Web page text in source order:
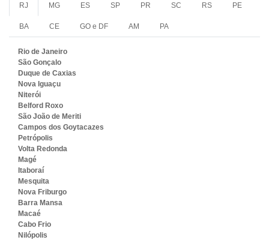
RJ MG ES SP PR SC RS PE
BA CE GO e DF AM PA
Rio de Janeiro
São Gonçalo
Duque de Caxias
Nova Iguaçu
Niterói
Belford Roxo
São João de Meriti
Campos dos Goytacazes
Petrópolis
Volta Redonda
Magé
Itaboraí
Mesquita
Nova Friburgo
Barra Mansa
Macaé
Cabo Frio
Nilópolis